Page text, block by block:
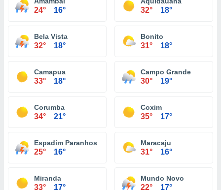
24° 16° 32° 18°
Bela Vista
32° 18°
Bonito
31° 18°
Camapua
33° 18°
Campo Grande
30° 19°
Corumba
34° 21°
Coxim
35° 17°
Espadim Paranhos
25° 16°
Maracaju
31° 16°
Miranda
33° 17°
Mundo Novo
22° 17°